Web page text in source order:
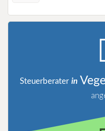
Steuerberater in